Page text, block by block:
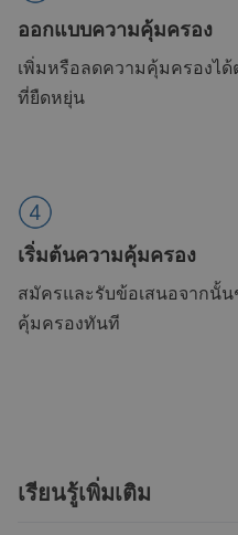
ออกแบบความคุ้มครอง
เพิ่มหรือลดความคุ้มครองได้
ที่ยืดหยุ่น
เริ่มต้นความคุ้มครอง
สมัครและรับข้อเสนอจากนั้น
คุ้มครองทันที
เรียนรู้เพิ่มเติม